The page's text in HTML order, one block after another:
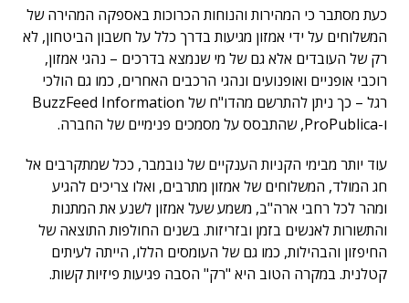
כעת מסתבר כי המהירות והנוחות הכרוכות באספקה המהירה של
המשלוחים על ידי אמזון מגיעות בדרך כלל על חשבון הביטחון, לא
רק של העובדים אלא גם של מי שנמצא בדרכים – נהגי אמזון,
רוכבי אופניים ואופנועים ונהגי הרכבים האחרים, כמו גם הולכי
רגל – כך ניתן להתרשם מהדו"ח של BuzzFeed Information
ו-ProPublica, שהתבסס על מסמכים פנימיים של החברה.
עוד יותר מבימי הקניות הענקיים של נובמבר, ככל שמתקרבים אל
חג המולד, המשלוחים של אמזון מתרבים, ואלו צריכים להגיע
ומהר לכל רחבי ארה"ב, משמע שעל אמזון לשנע את המתנות
והתשורות לאנשים בזמן ובזריזות. בשנים החולפות התוצאה של
החיפזון והבהילות, כמו גם של העומסים הללו, הייתה לעיתים
קטלנית. במקרה הטוב היא "רק" הסבה פגיעות פיזיות קשות.